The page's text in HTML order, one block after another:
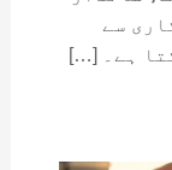
سے
ہے۔ […]